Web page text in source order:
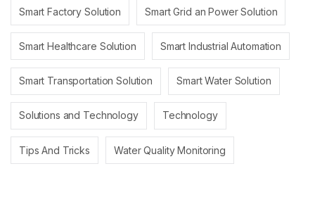
Smart Factory Solution Smart Grid an Power Solution
Smart Healthcare Solution Smart Industrial Automation
Smart Transportation Solution Smart Water Solution
Solutions and Technology Technology
Tips And Tricks Water Quality Monitoring